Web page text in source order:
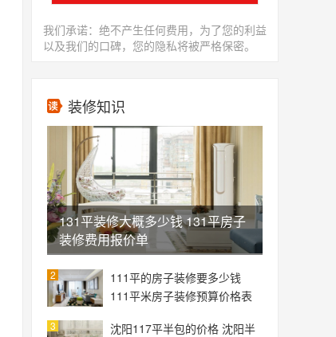
我们承诺：绝不产生任何费用，为了您的利益
以及我们的口碑，您的隐私将被严格保密。
装修知识
131平装修大概多少钱 131平房子
装修费用报价单
111平的房子装修要多少钱
111平米房子装修预算价格表
2
沈阳117平半包的价格 沈阳半
3